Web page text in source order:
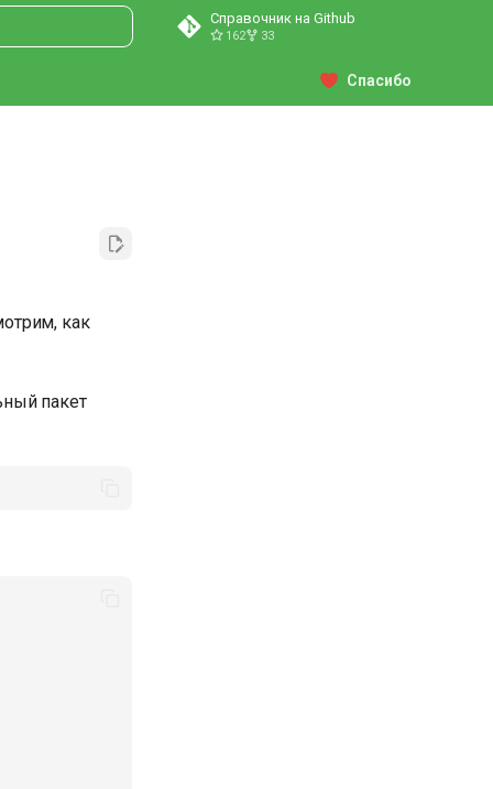
Справочник на Github
162 33
Спасибо
как
пакет